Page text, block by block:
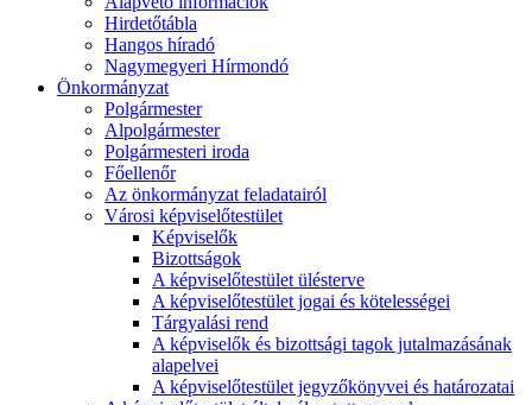
Hirdetőtábla
Hangos híradó
Nagymegyeri Hírmondó
Önkormányzat
Polgármester
Alpolgármester
Polgármesteri iroda
Főellenőr
Az önkormányzat feladatairól
Városi képviselőtestület
Képviselők
Bizottságok
A képviselőtestület ülésterve
A képviselőtestület jogai és kötelességei
Tárgyalási rend
A képviselők és bizottsági tagok jutalmazásának
alapelvei
A képviselőtestület jegyzőkönyvei és határozatai